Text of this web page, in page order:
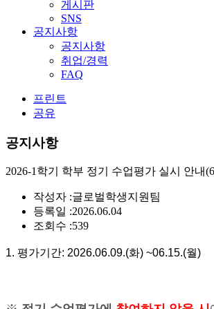
게시판
SNS
공지사항
공지사항
취업/경력
FAQ
프린트
공유
공지사항
2026-1학기 학부 정기 수업평가 실시 안내
작성자 :글로벌학생지원팀
등록일 :2026.06.04
조회수 :539
1. 평가기간: 2026.06.09.(화) ~06.15.(월)